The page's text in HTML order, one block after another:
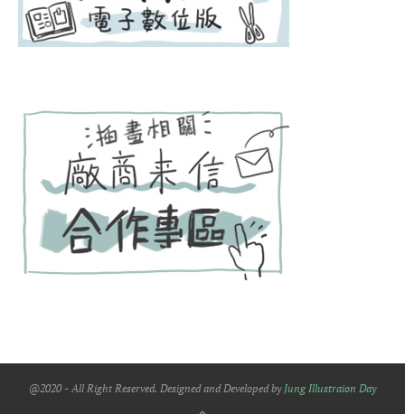
@2020 - All Right Reserved. Designed and Developed by Jung Illustraion Day